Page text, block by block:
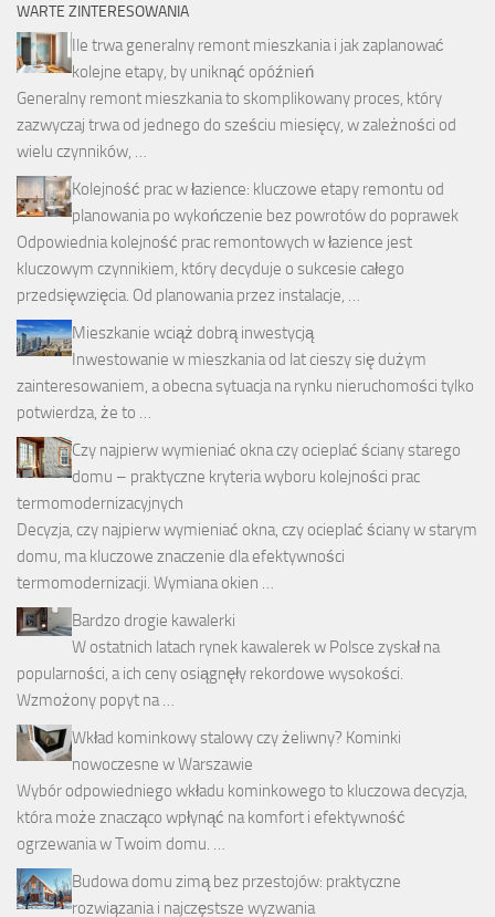
WARTE ZINTERESOWANIA
Ile trwa generalny remont mieszkania i jak zaplanować
kolejne etapy, by uniknąć opóźnień
Generalny remont mieszkania to skomplikowany proces, który
zazwyczaj trwa od jednego do sześciu miesięcy, w zależności od
wielu czynników, …
Kolejność prac w łazience: kluczowe etapy remontu od
planowania po wykończenie bez powrotów do poprawek
Odpowiednia kolejność prac remontowych w łazience jest
kluczowym czynnikiem, który decyduje o sukcesie całego
przedsięwzięcia. Od planowania przez instalacje, …
Mieszkanie wciąż dobrą inwestycją
Inwestowanie w mieszkania od lat cieszy się dużym
zainteresowaniem, a obecna sytuacja na rynku nieruchomości tylko
potwierdza, że to …
Czy najpierw wymieniać okna czy ocieplać ściany starego
domu – praktyczne kryteria wyboru kolejności prac
termomodernizacyjnych
Decyzja, czy najpierw wymieniać okna, czy ocieplać ściany w starym
domu, ma kluczowe znaczenie dla efektywności
termomodernizacji. Wymiana okien …
Bardzo drogie kawalerki
W ostatnich latach rynek kawalerek w Polsce zyskał na
popularności, a ich ceny osiągnęły rekordowe wysokości.
Wzmożony popyt na …
Wkład kominkowy stalowy czy żeliwny? Kominki
nowoczesne w Warszawie
Wybór odpowiedniego wkładu kominkowego to kluczowa decyzja,
która może znacząco wpłynąć na komfort i efektywność
ogrzewania w Twoim domu. …
Budowa domu zimą bez przestojów: praktyczne
rozwiązania i najczęstsze wyzwania